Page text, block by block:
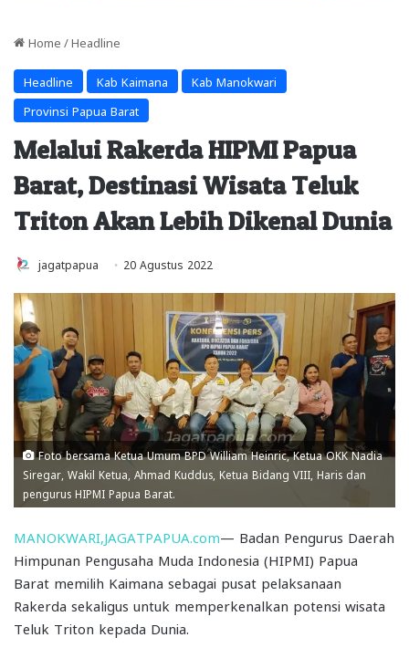
Home / Headline
Headline Kab Kaimana Kab Manokwari
Provinsi Papua Barat
Melalui Rakerda HIPMI Papua
Barat, Destinasi Wisata Teluk
Triton Akan Lebih Dikenal Dunia
jagatpapua 20 Agustus 2022
Foto bersama Ketua Umum BPD William Heinric, Ketua OKK Nadia
Siregar, Wakil Ketua, Ahmad Kuddus, Ketua Bidang VIII, Haris dan
pengurus HIPMI Papua Barat.
MANOKWARI,JAGATPAPUA.com— Badan Pengurus Daerah
Himpunan Pengusaha Muda Indonesia (HIPMI) Papua
Barat memilih Kaimana sebagai pusat pelaksanaan
Rakerda sekaligus untuk memperkenalkan potensi wisata
Teluk Triton kepada Dunia.